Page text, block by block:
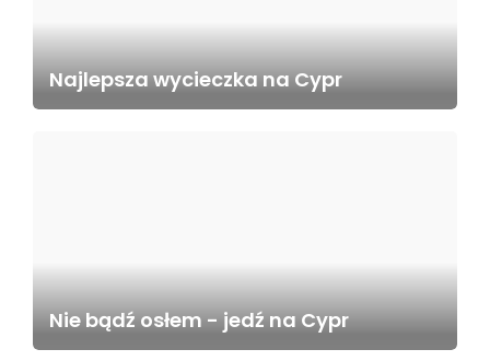
Najlepsza wycieczka na Cypr
Nie bądź osłem - jedź na Cypr